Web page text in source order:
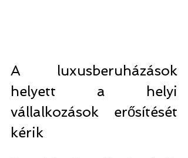
A luxusberuházások
helyett a helyi
vállalkozások erősítését
kérik